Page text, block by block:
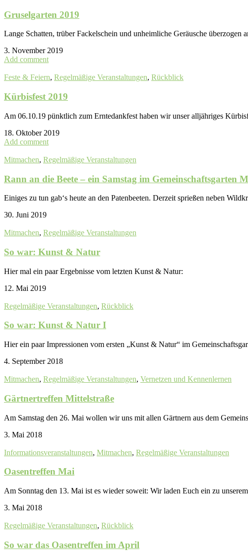
Gruselgarten 2019
Lange Schatten, trüber Fackelschein und unheimliche Geräusche
3. November 2019
Add comment
Feste & Feiern, Regelmäßige Veranstaltungen, Rückblick
Kürbisfest 2019
Am 06.10.19 pünktlich zum Erntedankfest haben wir unser alljähriges
18. Oktober 2019
Add comment
Mitmachen, Regelmäßige Veranstaltungen
Rann an die Beete – ein Samstag im Gemeinschaftsgarten
Einiges zu tun gab‘s heute an den Patenbeeten. Derzeit sprießen neben
30. Juni 2019
Mitmachen, Regelmäßige Veranstaltungen
So war: Kunst & Natur
Hier mal ein paar Ergebnisse vom letzten Kunst & Natur:
12. Mai 2019
Regelmäßige Veranstaltungen, Rückblick
So war: Kunst & Natur I
Hier ein paar Impressionen vom ersten „Kunst & Natur“ im
4. September 2018
Mitmachen, Regelmäßige Veranstaltungen, Vernetzen und Kennenlernen
Gärtnertreffen Mittelstraße
Am Samstag den 26. Mai wollen wir uns mit allen Gärtnern aus dem
3. Mai 2018
Informationsveranstaltungen, Mitmachen, Regelmäßige Veranstaltungen
Oasentreffen Mai
Am Sonntag den 13. Mai ist es wieder soweit: Wir laden Euch ein zu
3. Mai 2018
Regelmäßige Veranstaltungen, Rückblick
So war das Oasentreffen im April